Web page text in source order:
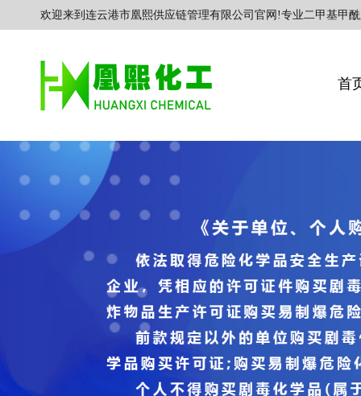
欢迎来到连云港市凰熙供应链管理有限公司官网!专业二甲基甲
首